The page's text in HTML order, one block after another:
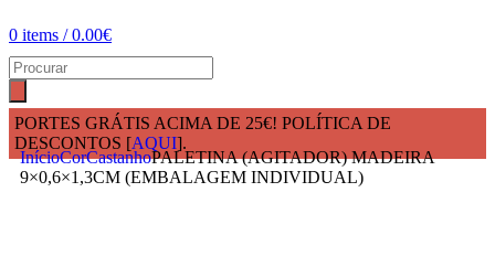
0 items / 0.00€
PORTES GRÁTIS ACIMA DE 25€! POLÍTICA DE
DESCONTOS [AQUI].
InícioCorCastanhoPALETINA (AGITADOR) MADEIRA
9×0,6×1,3CM (EMBALAGEM INDIVIDUAL)